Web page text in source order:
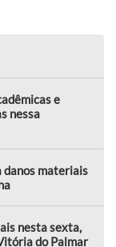
e
nessa
danos materiais
nesta sexta,
do Palmar